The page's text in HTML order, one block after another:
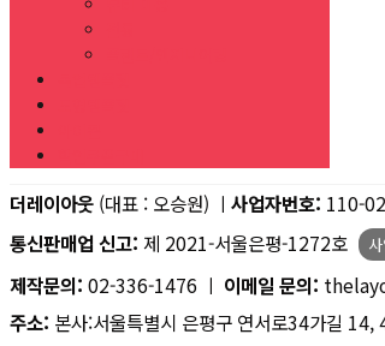
더레이아웃 (대표 : 오승원) ㅣ 사업자번호: 110-
통신판매업 신고: 제 2021-서울은평-1272호
제작문의: 02-336-1476 ㅣ 이메일 문의:
주소: 본사:서울특별시 은평구 연서로34가길